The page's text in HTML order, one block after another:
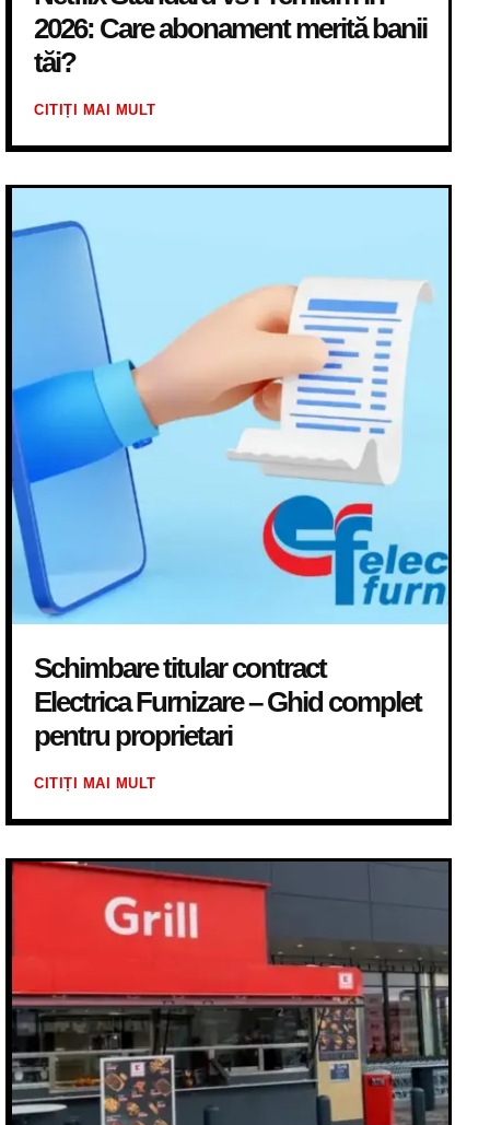
2026: Care abonament merită banii
tăi?
CITIȚI MAI MULT
Schimbare titular contract
Electrica Furnizare – Ghid complet
pentru proprietari
CITIȚI MAI MULT